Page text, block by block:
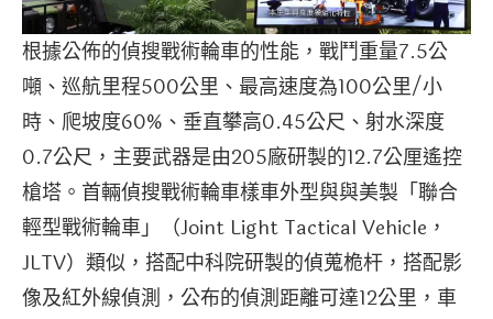
根據公佈的偵搜戰術輪車的性能，戰鬥重量7.5公
噸、巡航里程500公里、最高速度為100公里/小
時、爬坡度60%、垂直攀高0.45公尺、射水深度
0.7公尺，主要武器是由205廠研製的12.7公厘遙控
槍塔。首輛偵搜戰術輪車樣車外型與與美製「聯合
輕型戰術輪車」（Joint Light Tactical Vehicle，
JLTV）類似，搭配中科院研製的偵蒐桅杆，搭配影
像及紅外線偵測，公布的偵測距離可達12公里，車